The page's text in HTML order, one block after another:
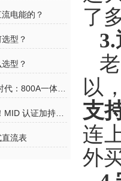
电能的？
型？
型？
流表
了
以
支
连
外